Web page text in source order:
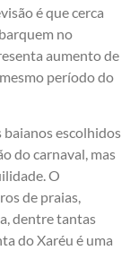
é que cerca
no
aumento de
período do
escolhidos
do carnaval, mas
O
de praias,
dentre tantas
do Xaréu é uma